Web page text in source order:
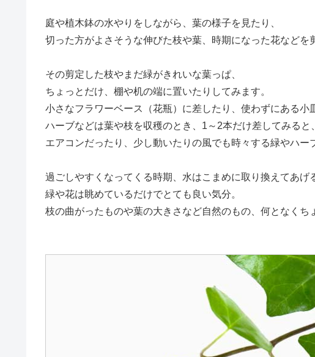
庭や植木鉢の水やりをしながら、葉の様子を見たり、
切った方がよさそうな伸びた枝や葉、時期になった花などを
その剪定した枝やまだ緑がきれいな葉っぱ、
ちょっとだけ、棚や机の端に置いたりしてみます。
小さなフラワーベース（花瓶）に差したり、使わずにある小
ハーブなどは葉や枝を収穫のとき、1～2本だけ差してみると、
エアコンだったり、少し動いたりの風でも時々する緑やハー
過ごしやすくなってくる時期、水はこまめに取り換えてあげ
緑や花は眺めているだけでとても良い気分。
枝の曲がったものや葉の大きさなど自然のもの、何となくち